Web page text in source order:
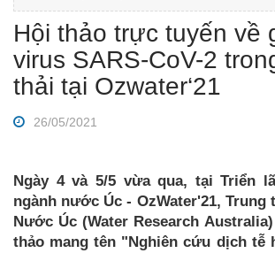
Hội thảo trực tuyến về
virus SARS-CoV-2
thải tại Ozwater‘21
26/05/2021
Ngày 4 và 5/5 vừa qua, tại Triển
ngành nước Úc - OzWater'21, Trung
Nước Úc (Water Research
thảo mang tên "Nghiên cứu dịch tễ